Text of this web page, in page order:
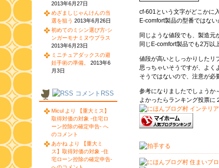
cf-601という文字がどこかに
E-comfort製品の型番ではな
同じような値段でも、製造元
同じE-comfort製品でも2万以
値段が高いとしっかりしたリ
思っちゃいそうですが、よく
そうではないので、注意が必
参考になりましたでしょうか
よかったらランキング投票に
2013年6月27日
めざましじゃんけんの当
選を狙う 2013年6月26日
初めてのミシン選び方-シ
ンガーモナミヌウプラス
2013年6月23日
ミニチュアダックスの避
妊手術の準備。
2013年6
月3日
コメントRSS
Micul より 【重大ミス】
取得対価の対象 -住宅ロ
ーン控除の確定申告- へ
のコメント
あかね より 【重大ミ
ス】取得対価の対象 -住
宅ローン控除の確定申告-